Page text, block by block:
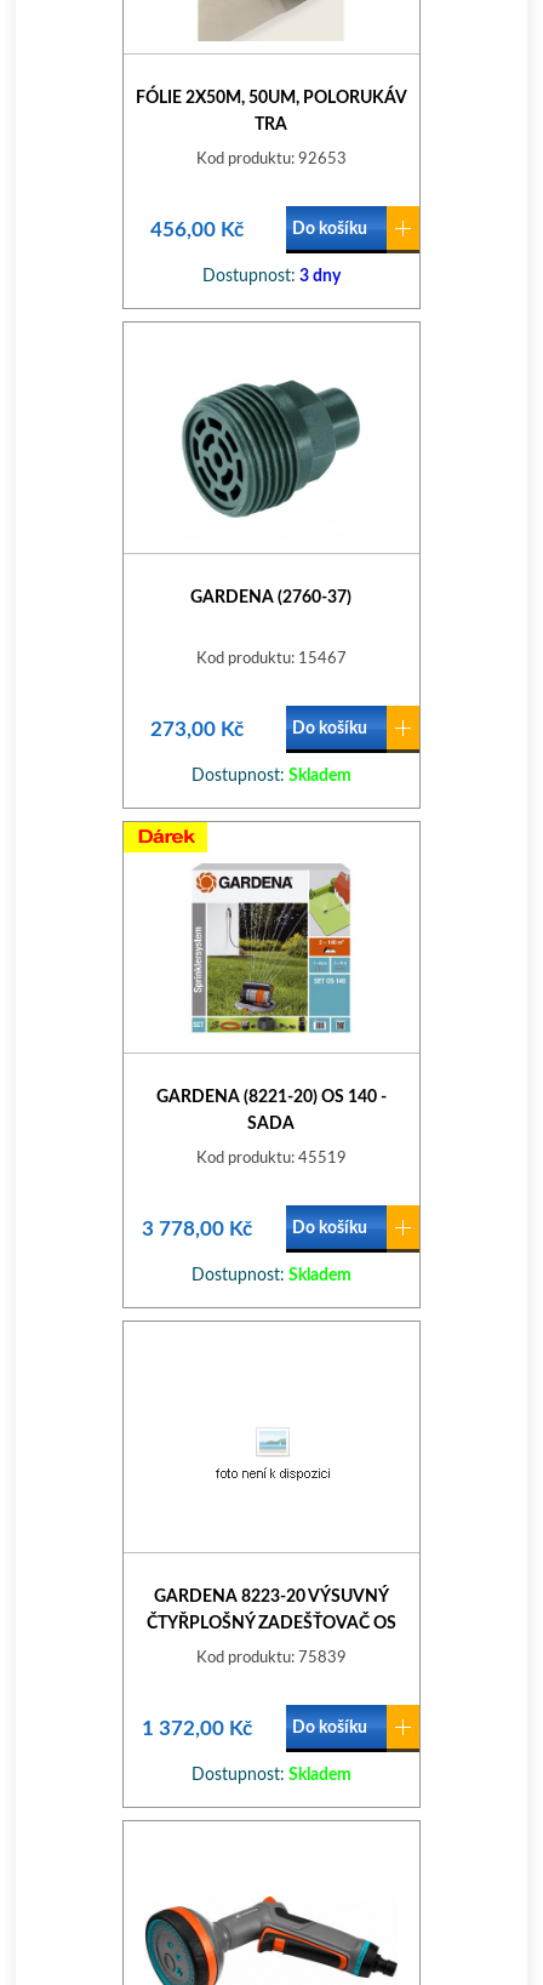
FÓLIE 2X50M, 50UM, POLORUKÁV
TRA
Kod produktu: 92653
456,00 Kč Do košíku
Dostupnost: 3 dny
GARDENA (2760-37)
Kod produktu: 15467
273,00 Kč Do košíku
Dostupnost: Skladem
GARDENA (8221-20) OS 140 -
SADA
Kod produktu: 45519
3 778,00 Kč Do košíku
Dostupnost: Skladem
GARDENA 8223-20 VÝSUVNÝ
ČTYŘPLOŠNÝ ZADEŠŤOVAČ OS
140
Kod produktu: 75839
1 372,00 Kč Do košíku
Dostupnost: Skladem